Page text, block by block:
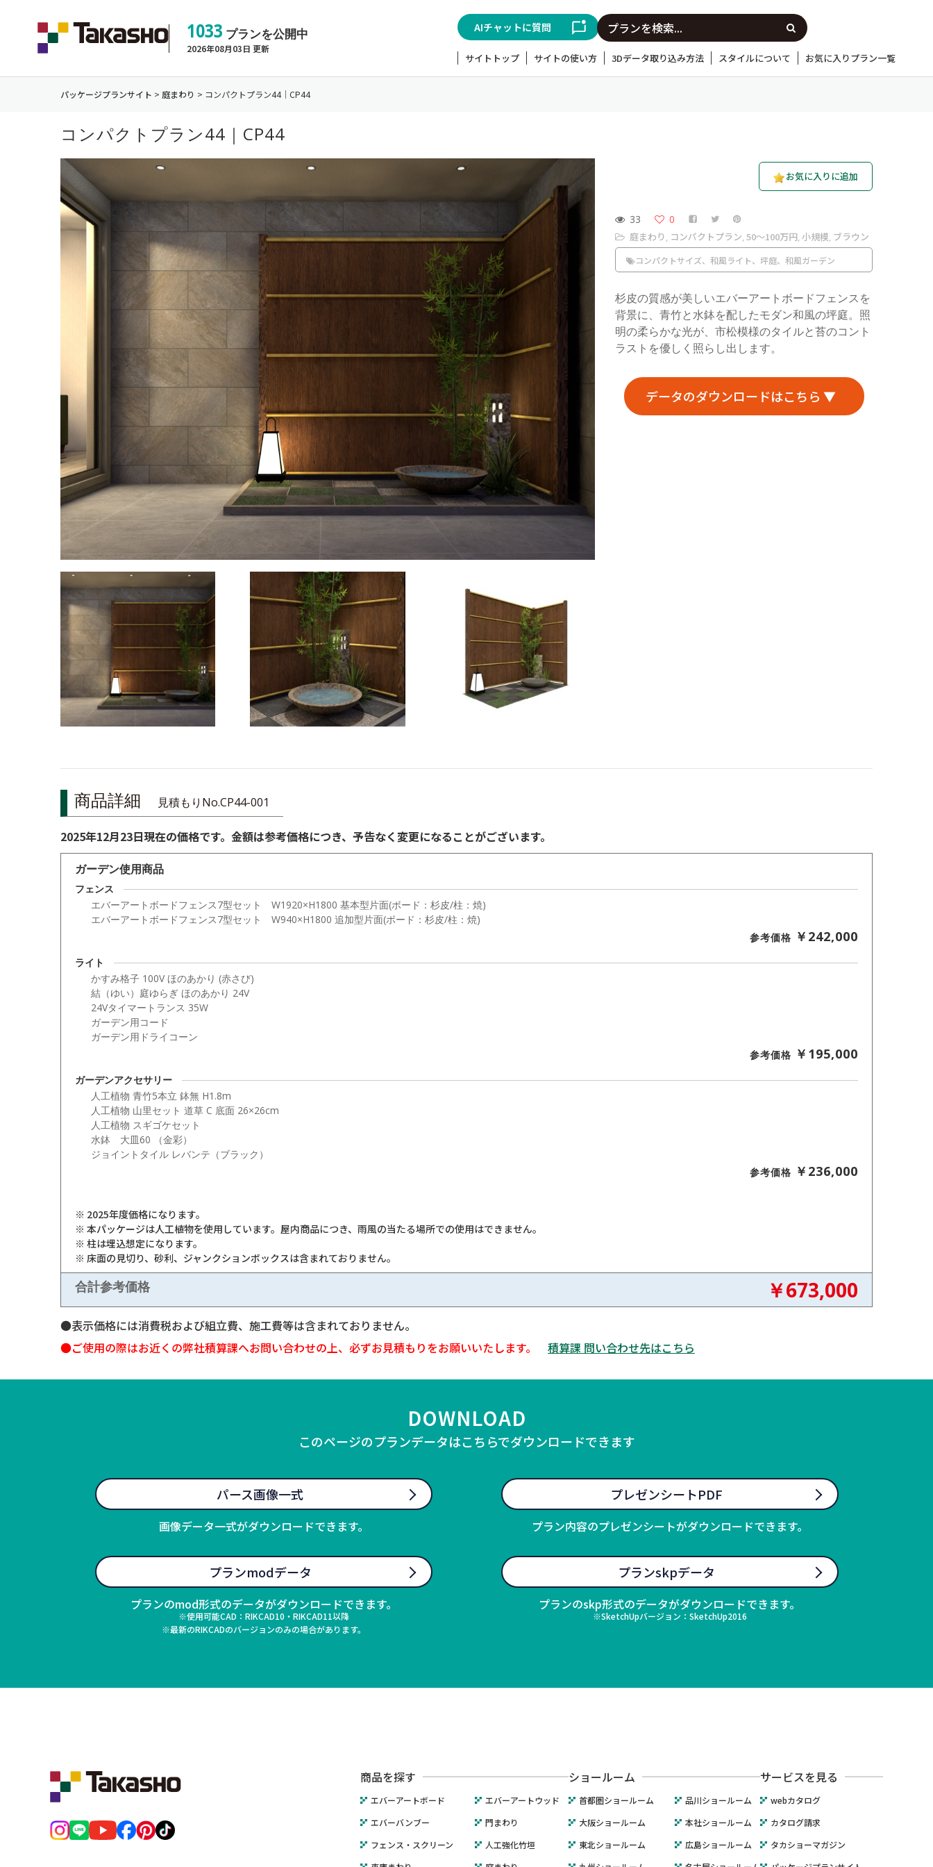
1033 プランを公開中
2026年08月03日 更新
AIチャットに質問
サイトトップ サイトの使い方 3Dデータ取り込み方法 スタイルについて お気に入りプラン一覧
パッケージプランサイト > 庭まわり > コンパクトプラン44｜CP44
コンパクトプラン44｜CP44
お気に入りに追加
33
0
庭まわり, コンパクトプラン,50〜100万円,小規模, ブラウン
コンパクトサイズ、和風ライト、坪庭、和風ガーデン
杉皮の質感が美しいエバーアートボードフェンスを
背景に、青竹と水鉢を配したモダン和風の坪庭。照
明の柔らかな光が、市松模様のタイルと苔のコント
ラストを優しく照らし出します。
データのダウンロードはこちら ▼
商品詳細 見積もりNo.CP44-001
2025年12月23日現在の価格です。金額は参考価格につき、予告なく変更になることがございます。
ガーデン使用商品
フェンス
エバーアートボードフェンス7型セット W1920×H1800 基本型片面(ボード：杉皮/柱：焼)
エバーアートボードフェンス7型セット W940×H1800 追加型片面(ボード：杉皮/柱：焼)
参考価格 ￥242,000
ライト
かすみ格子 100V ほのあかり (赤さび)
結（ゆい）庭ゆらぎ ほのあかり 24V
24Vタイマートランス 35W
ガーデン用コード
ガーデン用ドライコーン
参考価格 ￥195,000
ガーデンアクセサリー
人工植物 青竹5本立 鉢無 H1.8m
人工植物 山里セット 道草 C 底面 26×26cm
人工植物 スギゴケセット
水鉢 大皿60 （金彩）
ジョイントタイル レバンテ（ブラック）
参考価格 ￥236,000
※ 2025年度価格になります。
※ 本パッケージは人工植物を使用しています。屋内商品につき、雨風の当たる場所での使用はできません。
※ 柱は埋込想定になります。
※ 床面の見切り、砂利、ジャンクションボックスは含まれておりません。
合計参考価格 ￥673,000
●表示価格には消費税および組立費、施工費等は含まれておりません。
●ご使用の際はお近くの弊社積算課へお問い合わせの上、必ずお見積もりをお願いいたします。
積算課 問い合わせ先はこちら
DOWNLOAD
このページのプランデータはこちらでダウンロードできます
パース画像一式
画像データ一式がダウンロードできます。
プレゼンシートPDF
プラン内容のプレゼンシートがダウンロードできます。
プランmodデータ
プランのmod形式のデータがダウンロードできます。
※使用可能CAD：RIKCAD10・RIKCAD11以降
※最新のRIKCADのバージョンのみの場合があります。
プランskpデータ
プランのskp形式のデータがダウンロードできます。
※SketchUpバージョン：SketchUp2016
商品を探す
エバーアートボード
エバーアートウッド
エバーバンブー
門まわり
フェンス・スクリーン
人工強化竹垣
ショールーム
首都圏ショールーム
品川ショールーム
大阪ショールーム
本社ショールーム
東北ショールーム
広島ショールーム
サービスを見る
webカタログ
カタログ請求
タカショーマガジン